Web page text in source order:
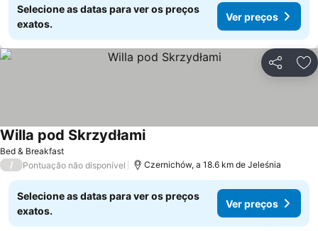
Selecione as datas para ver os preços
exatos.
Ver preços
Partilhar
Bed & Breakfast
Willa pod SkrzydłamiVer preços
/ Pontuação não disponível Czernichów, a 18.6 km de Jeleśnia
Selecione as datas para ver os preços
exatos.
Ver preços